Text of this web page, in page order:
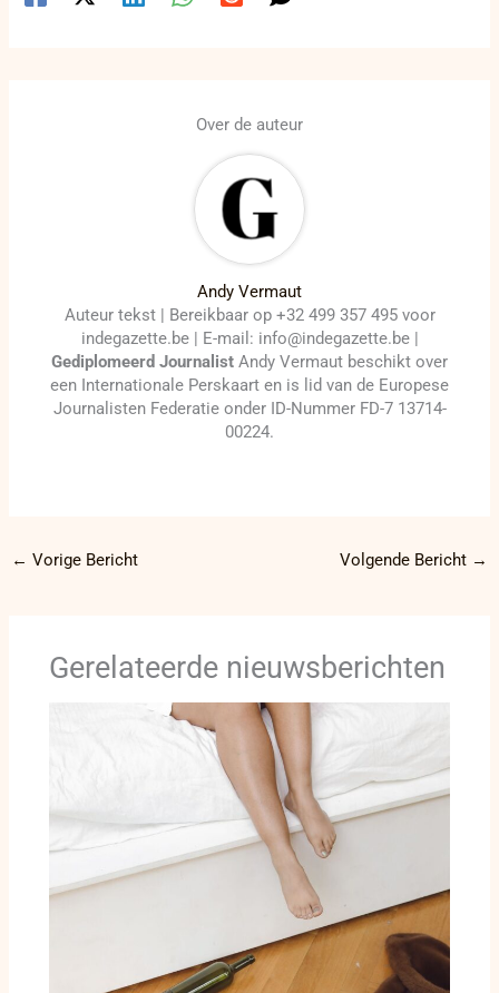
Over de auteur
Andy Vermaut
Auteur tekst | Bereikbaar op +32 499 357 495 voor
indegazette.be | E-mail: info@indegazette.be |
Gediplomeerd Journalist Andy Vermaut beschikt over
een Internationale Perskaart en is lid van de Europese
Journalisten Federatie onder ID-Nummer FD-7 13714-
00224.
← Vorige Bericht Volgende Bericht →
Gerelateerde nieuwsberichten